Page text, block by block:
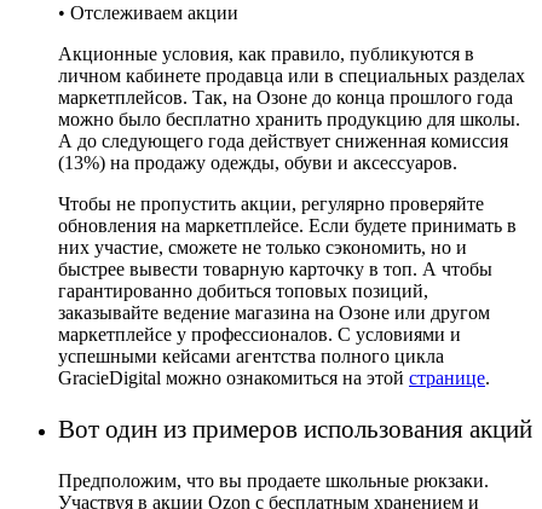
• Отслеживаем акции
Акционные условия, как правило, публикуются в
личном кабинете продавца или в специальных разделах
маркетплейсов. Так, на Озоне до конца прошлого года
можно было бесплатно хранить продукцию для школы.
А до следующего года действует сниженная комиссия
(13%) на продажу одежды, обуви и аксессуаров.
Чтобы не пропустить акции, регулярно проверяйте
обновления на маркетплейсе. Если будете принимать в
них участие, сможете не только сэкономить, но и
быстрее вывести товарную карточку в топ. А чтобы
гарантированно добиться топовых позиций,
заказывайте ведение магазина на Озоне или другом
маркетплейсе у профессионалов. С условиями и
успешными кейсами агентства полного цикла
GracieDigital можно ознакомиться на этой странице.
Вот один из примеров использования акций
Предположим, что вы продаете школьные рюкзаки.
Участвуя в акции Ozon с бесплатным хранением и